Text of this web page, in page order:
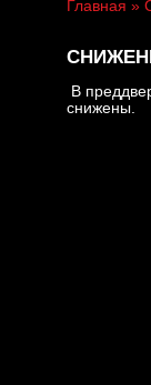
Главная »
В
снижены.